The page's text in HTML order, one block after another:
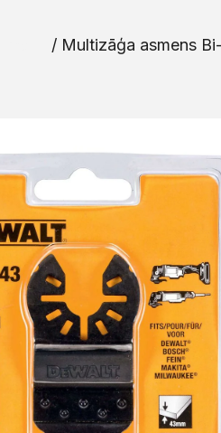
/ Multizāģa asmens